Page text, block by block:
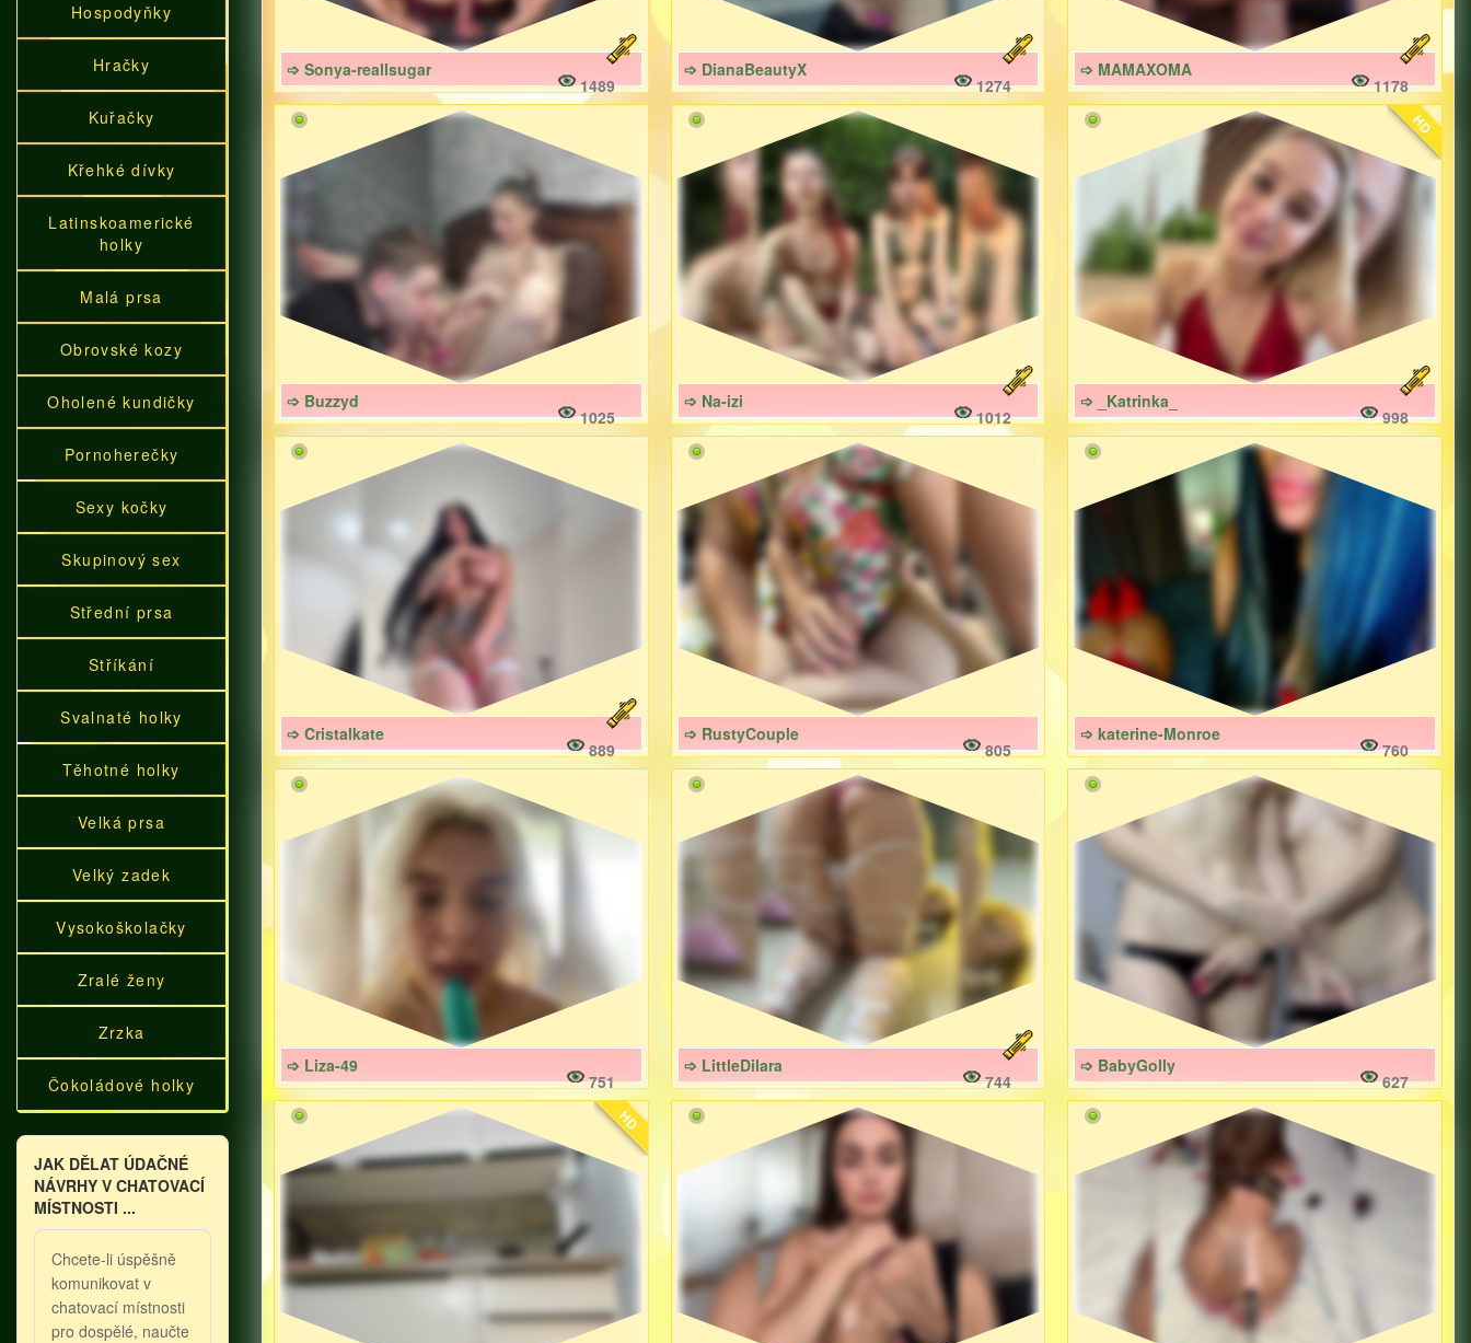
Hospodyňky
Hračky
Kuřačky
Křehké dívky
Latinskoamerické
holky
Malá prsa
Obrovské kozy
Oholené kundičky
Pornoherečky
Sexy kočky
Skupinový sex
Střední prsa
Stříkání
Svalnaté holky
Těhotné holky
Velká prsa
Velký zadek
Vysokoškolačky
Zralé ženy
Zrzka
Čokoládové holky
JAK DĚLAT ÚDAČNÉ
NÁVRHY V CHATOVACÍ
MÍSTNOSTI ...
Chcete-li úspěšně
komunikovat v
chatovací místnosti
pro dospělé, naučte
➩ Sonya-reallsugar
1489
➩ DianaBeautyX
1274
➩ MAMAXOMA
1178
➩ Buzzyd
1025
➩ Na-izi
1012
HD
➩ _Katrinka_
998
➩ Cristalkate
889
➩ RustyCouple
805
➩ katerine-Monroe
760
➩ Liza-49
751
➩ LittleDilara
744
➩ BabyGolly
627
HD